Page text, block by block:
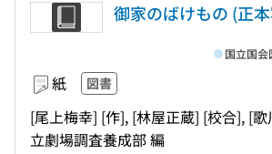
御家のばけもの (正
紙 図書
[尾上梅幸] [作], [林屋正蔵] [校合], [
立劇場調査養成部 編
国立国会